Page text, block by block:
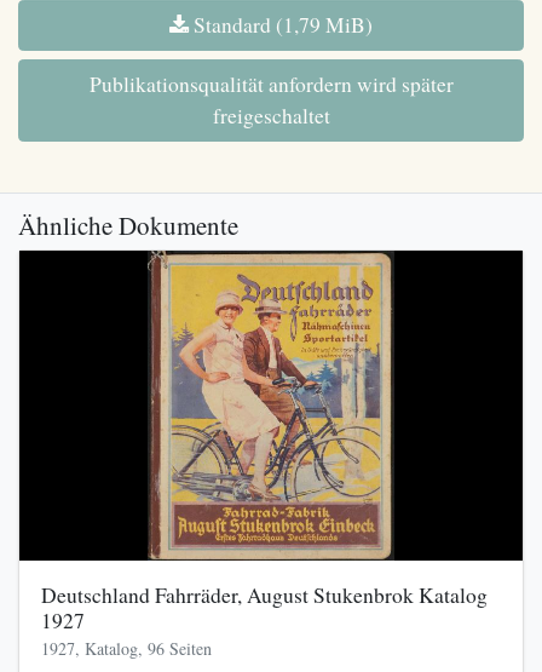
Standard (1,79 MiB)
Publikationsqualität anfordern wird später
freigeschaltet
Ähnliche Dokumente
Deutschland Fahrräder, August Stukenbrok Katalog
1927
1927, Katalog, 96 Seiten